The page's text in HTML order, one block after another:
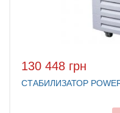
130 448 грн
СТАБИЛИЗАТОР